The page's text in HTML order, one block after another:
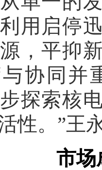
用启停
，平抑
协同并
探索核
性。”王
市场